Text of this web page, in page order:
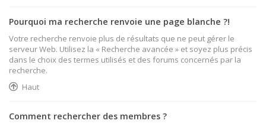
Pourquoi ma recherche renvoie une page blanche ?!
Votre recherche renvoie plus de résultats que ne peut gérer le
serveur Web. Utilisez la « Recherche avancée » et soyez plus précis
dans le choix des termes utilisés et des forums concernés par la
recherche.
Haut
Comment rechercher des membres ?